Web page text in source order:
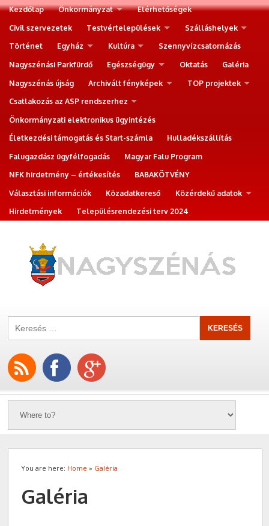
Kezdőlap Önkormányzat
Elérhetőségek
Civil szervezetek
Testvértelepülések
Szálláshelyek
Történet
Egyház Kultúra
Szennyvízcsatornázás
Nagyszénási Parkfürdő
Egészségügy Oktatás
Galéria
Nagyszénás újság
Archivált fényképek
TOP projektek
Csatlakozás az ASP rendszerhez
Önkormányzati elektronikus ügyintézés
Életkezdési támogatás és Start-számla
Hulladékszállítás
Falugazdász ügyfélfogadás
Magyar Falu Program
NFK hirdetmény – értékesítés
BABAKÖTVÉNY
Választási információk
Közadatkereső
Közérdekű adatok
Hirdetmények
Településrendezési terv 2024
You are here: Home » Galéria
Galéria